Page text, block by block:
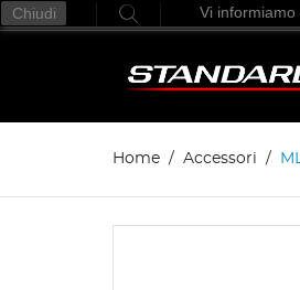
Chiudi Vi
Home Accessori